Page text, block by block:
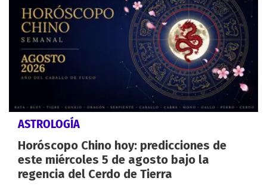
ASTROLOGÍA
Horóscopo Chino hoy: predicciones de
este miércoles 5 de agosto bajo la
regencia del Cerdo de Tierra